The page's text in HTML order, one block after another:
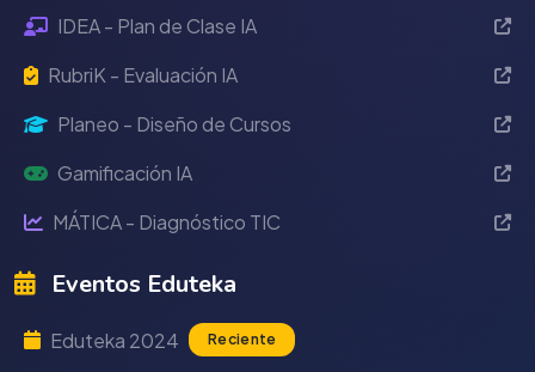
IDEA - Plan de Clase IA
RubriK - Evaluación IA
Planeo - Diseño de Cursos
Gamificación IA
MÁTICA - Diagnóstico TIC
Eventos Eduteka
Eduteka 2024 Reciente